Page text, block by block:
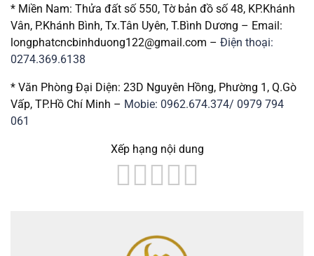
* Miền Nam: Thửa đất số 550, Tờ bản đồ số 48, KP.Khánh
Vân, P.Khánh Bình, Tx.Tân Uyên, T.Bình Dương – Email:
longphatcncbinhduong122@gmail.com – Điện thoại:
0274.369.6138
* Văn Phòng Đại Diện: 23D Nguyên Hồng, Phường 1, Q.Gò
Vấp, TP.Hồ Chí Minh – Mobie: 0962.674.374/ 0979 794
061
Xếp hạng nội dung